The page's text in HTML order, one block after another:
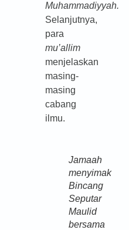
Muhammadiyyah.
Selanjutnya,
para
mu’allim
menjelaskan
masing-
masing
cabang
ilmu.
Jamaah
menyimak
Bincang
Seputar
Maulid
bersama